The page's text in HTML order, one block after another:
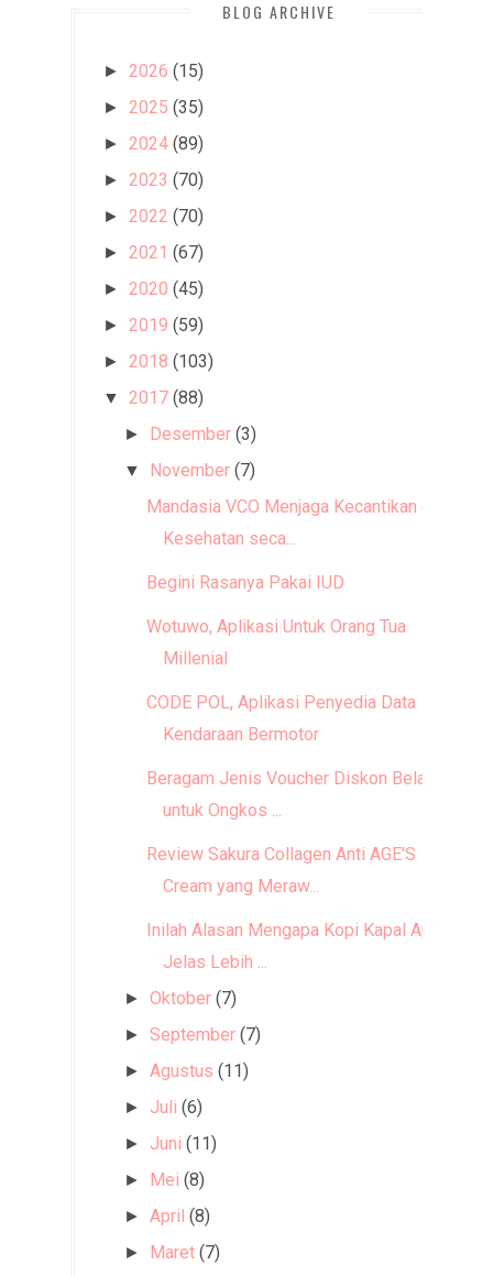
BLOG ARCHIVE
► 2026 (15)
► 2025 (35)
► 2024 (89)
► 2023 (70)
► 2022 (70)
► 2021 (67)
► 2020 (45)
► 2019 (59)
► 2018 (103)
▼ 2017 (88)
► Desember (3)
▼ November (7)
Mandasia VCO Menjaga Kecantikan dan
Kesehatan seca...
Begini Rasanya Pakai IUD
Wotuwo, Aplikasi Untuk Orang Tua
Millenial
CODE POL, Aplikasi Penyedia Data
Kendaraan Bermotor
Beragam Jenis Voucher Diskon Belanja
untuk Ongkos ...
Review Sakura Collagen Anti AGE'S
Cream yang Meraw...
Inilah Alasan Mengapa Kopi Kapal Api,
Jelas Lebih ...
►Oktober (7)
►September (7)
►Agustus (11)
► Juli (6)
► Juni (11)
► Mei (8)
►April (8)
► Maret (7)